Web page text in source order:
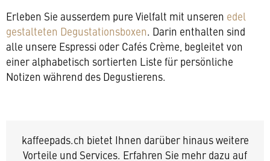
Erleben Sie ausserdem pure Vielfalt mit unseren edel
gestalteten Degustationsboxen. Darin enthalten sind
alle unsere Espressi oder Cafés Crème, begleitet von
einer alphabetisch sortierten Liste für persönliche
Notizen während des Degustierens.
kaffeepads.ch bietet Ihnen darüber hinaus weitere
Vorteile und Services. Erfahren Sie mehr dazu auf